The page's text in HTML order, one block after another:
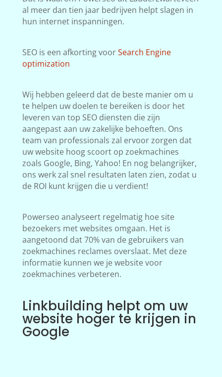
al meer dan tien jaar bedrijven helpt slagen in
hun internet inspanningen.
SEO is een afkorting voorSearch Engine
optimization
Wij hebben geleerd dat de beste manier om u
te helpen uw doelen te bereiken is door het
leveren van top SEO diensten die zijn
aangepast aan uw zakelijke behoeften. Ons
team van professionals zal ervoor zorgen dat
uw website hoog scoort op zoekmachines
zoals Google, Bing, Yahoo! En nog belangrijker,
ons werk zal snel resultaten laten zien, zodat u
de ROI kunt krijgen die u verdient!
Powerseo analyseert regelmatig hoe site
bezoekers met websites omgaan. Het is
aangetoond dat 70% van de gebruikers van
zoekmachines reclames overslaat. Met deze
informatie kunnen we je website voor
zoekmachines verbeteren.
Linkbuilding helpt om uw
website hoger te krijgen in
Google